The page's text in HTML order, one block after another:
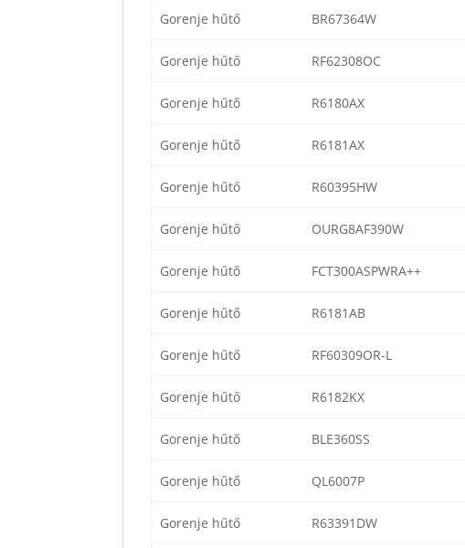
Gorenje hűtő BR67364W
Gorenje hűtő RF62308OC
Gorenje hűtő R6180AX
Gorenje hűtő R6181AX
Gorenje hűtő R60395HW
Gorenje hűtő OURG8AF390W
Gorenje hűtő FCT300ASPWRA++
Gorenje hűtő R6181AB
Gorenje hűtő RF60309OR-L
Gorenje hűtő R6182KX
Gorenje hűtő BLE360SS
Gorenje hűtő QL6007P
Gorenje hűtő R63391DW